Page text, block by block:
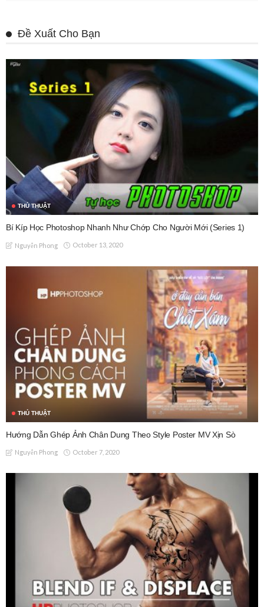
Đề Xuất Cho Bạn
THỦ THUẬT
Bí Kíp Học Photoshop Nhanh Như Chớp Cho Người Mới (Series 1)
Nguyễn Phong October 13, 2020
THỦ THUẬT
Hướng Dẫn Ghép Ảnh Chân Dung Theo Style Poster MV Xịn Sò
Nguyễn Phong October 7, 2020